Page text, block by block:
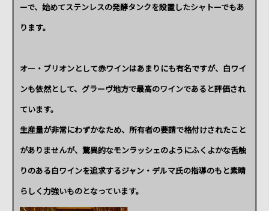
ーで、始めてステンレスの発酵タンクを設置したシャトーでもあ
ります。
オー・ブリオンとして赤ワインはあまりにも有名ですが、白ワイ
ンも依然として、グラーヴ地方で最高のワインであると評価され
ています。
生産量が非常にわずかなため、所有者の要請で格付けされたこと
がありませんが、驚異的なモンラッシェのようにふくよかな舌触
りのある白ワインを追求するジャン・デルマ氏の指導のもと素晴
らしく力強いものとなっています。